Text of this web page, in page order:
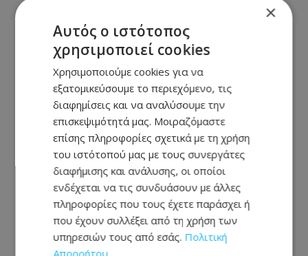
Η Catherine φόρεσε την ποδιά της:
Δείτε τι ετοίμασε για τα παιδιά στη
Λευκωσία - Φωτογραφίες
×
Αυτός ο ιστότοπος
χρησιμοποιεί cookies
Χρησιμοποιούμε cookies για να
εξατομικεύσουμε το περιεχόμενο, τις
διαφημίσεις και να αναλύσουμε την
επισκεψιμότητά μας. Μοιραζόμαστε
επίσης πληροφορίες σχετικά με τη χρήση
του ιστότοπού μας με τους συνεργάτες
διαφήμισης και ανάλυσης, οι οποίοι
ενδέχεται να τις συνδυάσουν με άλλες
πληροφορίες που τους έχετε παράσχει ή
που έχουν συλλέξει από τη χρήση των
υπηρεσιών τους από εσάς. Πολιτική
Απορρήτου